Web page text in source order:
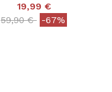
19,99 €
Price reduced from
59,90 €to-67%